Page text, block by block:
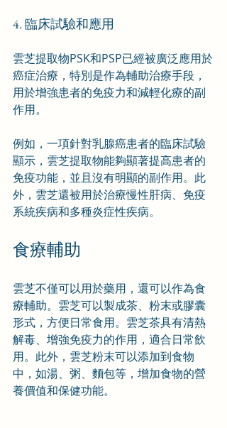
4. 臨床試驗和應用
雲芝提取物PSK和PSP已經被廣泛應用於
癌症治療，特別是作為輔助治療手段，
用於增強患者的免疫力和減輕化療的副
作用。
例如，一項針對乳腺癌患者的臨床試驗
顯示，雲芝提取物能夠顯著提高患者的
免疫功能，並且沒有明顯的副作用。此
外，雲芝還被用於治療慢性肝病、免疫
系統疾病和多種炎症性疾病。
食療輔助
雲芝不僅可以用於藥用，還可以作為食
療輔助。雲芝可以製成茶、粉末或膠囊
形式，方便日常食用。雲芝茶具有清熱
解毒、增強免疫力的作用，適合日常飲
用。此外，雲芝粉末可以添加到食物
中，如湯、粥、麵包等，增加食物的營
養價值和保健功能。